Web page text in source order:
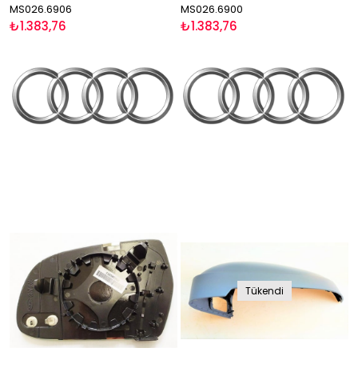
MS026.6906
₺1.383,76
MS026.6900
₺1.383,76
Tükendi